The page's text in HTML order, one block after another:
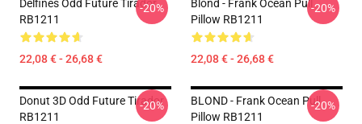
Delfines Odd Future Tirador
RB1211
22,08 € - 26,68 €
-20%
Blond - Frank Ocean Pull
Pillow RB1211
22,08 € - 26,68 €
-20%
Donut 3D Odd Future Tirador
RB1211
-20%
BLOND - Frank Ocean Pull
Pillow RB1211
-20%